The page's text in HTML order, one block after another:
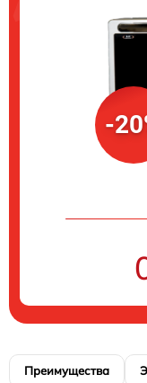
-
Преимущества